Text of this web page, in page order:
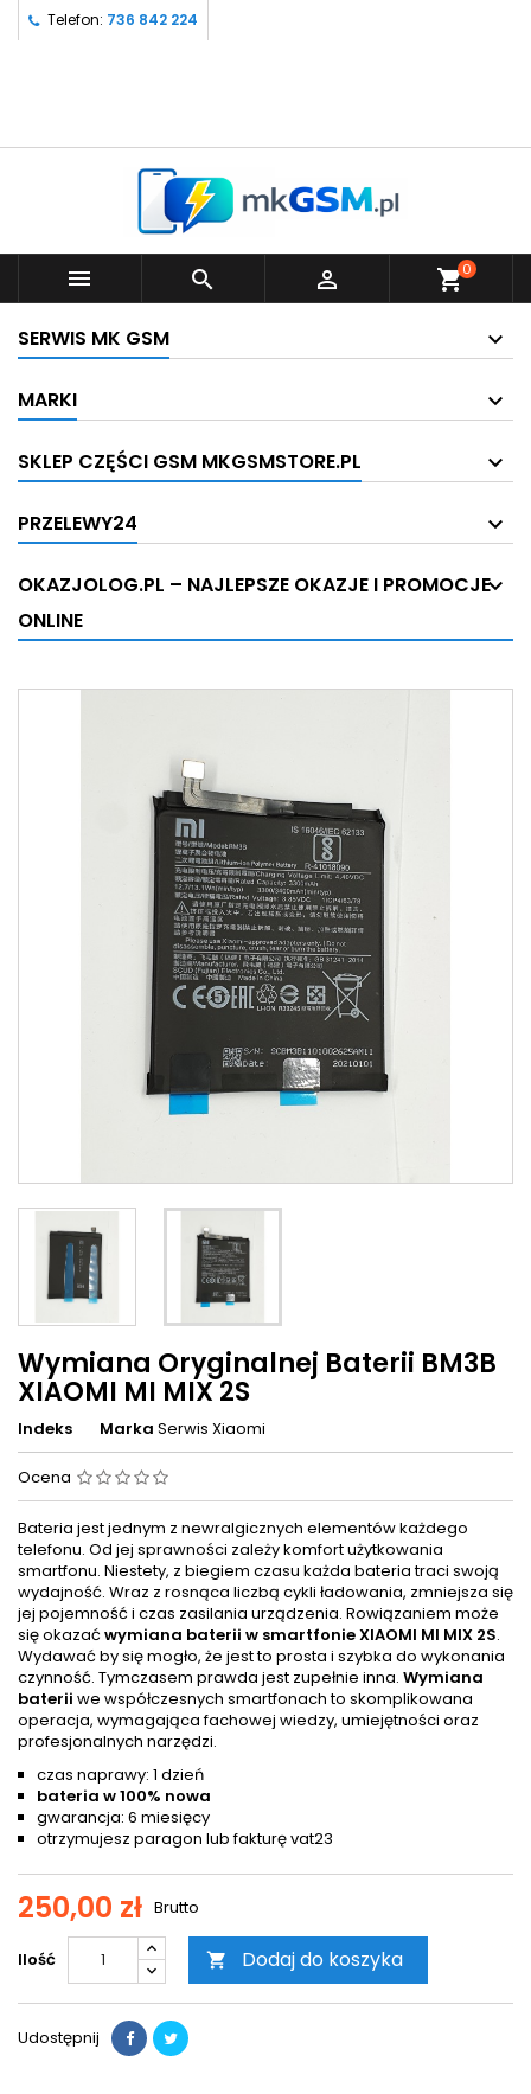
Telefon: 736 842 224
   shopping_cart0
SERWIS MK GSM
MARKI
SKLEP CZĘŚCI GSM MKGSMSTORE.PL
PRZELEWY24
OKAZJOLOG.PL – NAJLEPSZE OKAZJE I PROMOCJE
ONLINE
Wymiana Oryginalnej Baterii BM3B
XIAOMI MI MIX 2S
Indeks Marka Serwis Xiaomi
Ocena
Bateria jest jednym z newralgicznych elementów każdego
telefonu. Od jej sprawności zależy komfort użytkowania
smartfonu. Niestety, z biegiem czasu każda bateria traci swoją
wydajność. Wraz z rosnąca liczbą cykli ładowania, zmniejsza się
jej pojemność i czas zasilania urządzenia. Rowiązaniem może
się okazać wymiana baterii w smartfonie XIAOMI MI MIX 2S.
Wydawać by się mogło, że jest to prosta i szybka do wykonania
czynność. Tymczasem prawda jest zupełnie inna. Wymiana
baterii we współczesnych smartfonach to skomplikowana
operacja, wymagająca fachowej wiedzy, umiejętności oraz
profesjonalnych narzędzi.
czas naprawy: 1 dzień
bateria w 100% nowa
gwarancja: 6 miesięcy
otrzymujesz paragon lub fakturę vat23
250,00 zł Brutto
Ilość  Dodaj do koszyka
Udostępnij